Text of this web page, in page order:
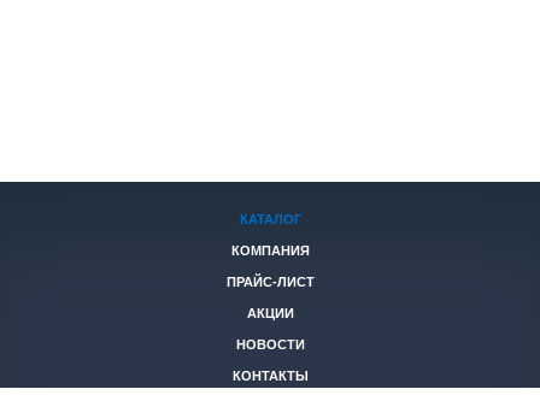
КАТАЛОГ
КОМПАНИЯ
ПРАЙС-ЛИСТ
АКЦИИ
НОВОСТИ
КОНТАКТЫ